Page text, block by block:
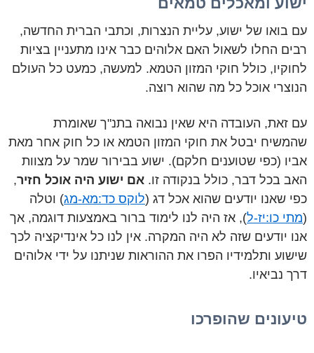
עם בואו של ישוע, עליית הנצרות, וכתבי הברית החדשה,
רבים החלו לשאול האם אלוהים כבר אינו מתעניין בציות
לחוקיו, כולל חוקי המזון הטמא. למעשה, כמעט כל העולם
הנוצרי אוכל כל מה שהוא רוצה.
עם זאת, העובדה היא שאין נבואה בתנ"ך שאומרת
שהמשיח יבטל את חוקי המזון הטמא או כל חוק אחר מאת
אביו (כפי שטוענים חלקם). ישוע בבירור שמר על מצוות
האב בכל דבר, כולל בנקודה זו. אם ישוע היה אוכל חזיר,
כפי שאנו יודעים שהוא אכל דג (לוקס כד:מא-מג) וטלה
(מתי כו:יז-ל), אז היה לנו לימוד ברור באמצעות דוגמה, אך
אנו יודעים שזה לא היה המקרה. אין לנו כל אינדיקציה לכך
שישוע ותלמידיו הפרו את ההוראות שניתנו על ידי אלוהים
דרך נביאיו.
טיעונים שהופרכו